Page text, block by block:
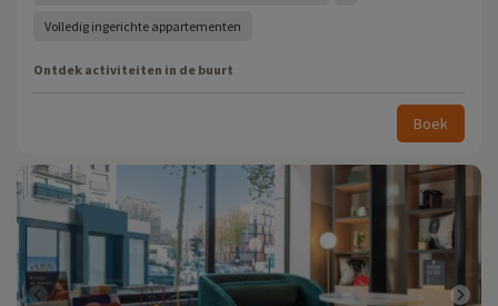
Volledig ingerichte appartementen
Ontdek activiteiten in de buurt
Boek